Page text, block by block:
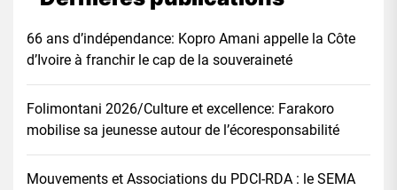
66 ans d’indépendance: Kopro Amani appelle la Côte
d’Ivoire à franchir le cap de la souveraineté
Folimontani 2026/Culture et excellence: Farakoro
mobilise sa jeunesse autour de l’écoresponsabilité
Mouvements et Associations du PDCI-RDA : le SEMA